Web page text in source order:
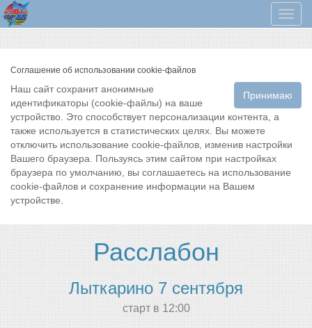
Меню
Соглашение об использовании cookie-файлов
Принимаю
Наш сайт сохранит анонимные
идентификаторы (cookie-файлы) на ваше
устройство. Это способствует персонализации контента, а
также используется в статистических целях. Вы можете
отключить использование cookie-файлов, изменив настройки
Вашего браузера. Пользуясь этим сайтом при настройках
браузера по умолчанию, вы соглашаетесь на использование
cookie-файлов и сохранение информации на Вашем
устройстве.
Расслабон
Лыткарино 7 сентября
cтарт в 12:00